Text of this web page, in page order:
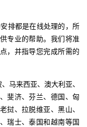
排都是在线处理的，所
专业的帮助。我们将准
，并指导您完成所需的
马来西亚、澳大利亚、
斐济、芬兰、德国、匈
挝、拉脱维亚、黑山、
瑞士、泰国和越南等国